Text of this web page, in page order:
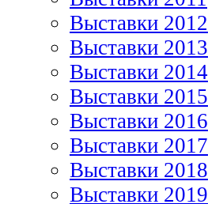
Выставки 2012
Выставки 2013
Выставки 2014
Выставки 2015
Выставки 2016
Выставки 2017
Выставки 2018
Выставки 2019